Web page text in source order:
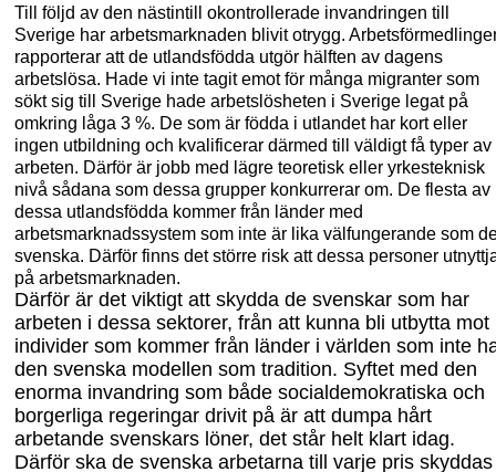
Till följd av den nästintill okontrollerade invandringen till
Sverige har arbetsmarknaden blivit otrygg. A
rapporterar att de utlandsfödda utgör hälften av dagens
arbetslösa. Hade vi inte tagit emot för många migranter som
sökt sig till Sverige hade arbetslösheten i Sverige legat på
omkring låga 3 %. De som är födda i utlandet har kort eller
ingen utbildning och kvalificerar därmed till väldigt få typer av
arbeten. Därför är jobb med lägre teoretisk eller yrkesteknisk
nivå sådana som dessa grupper konkurrerar om. De flesta av
dessa utlandsfödda kommer från länder med
arbetsmarknadssystem som inte är lika välfungerande som
svenska. Därför finns det större risk att dessa personer
på arbetsmarknaden.
Därför är det viktigt att skydda de svenskar som har
arbeten i dessa sektorer, från att kunna bli utbytta mot
individer som kommer från länder i världen som inte
den svenska modellen som tradition. Syftet med den
enorma invandring som både socialdemokratiska och
borgerliga regeringar drivit på är att dumpa hårt
arbetande svenskars löner, det står helt klart idag.
Därför ska de svenska arbetarna till varje pris skyddas